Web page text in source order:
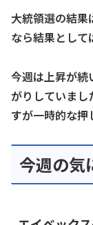
大統領選の結果
なら結果として
今週は上昇が続
がりしていま
すが一時的な押
今週の気